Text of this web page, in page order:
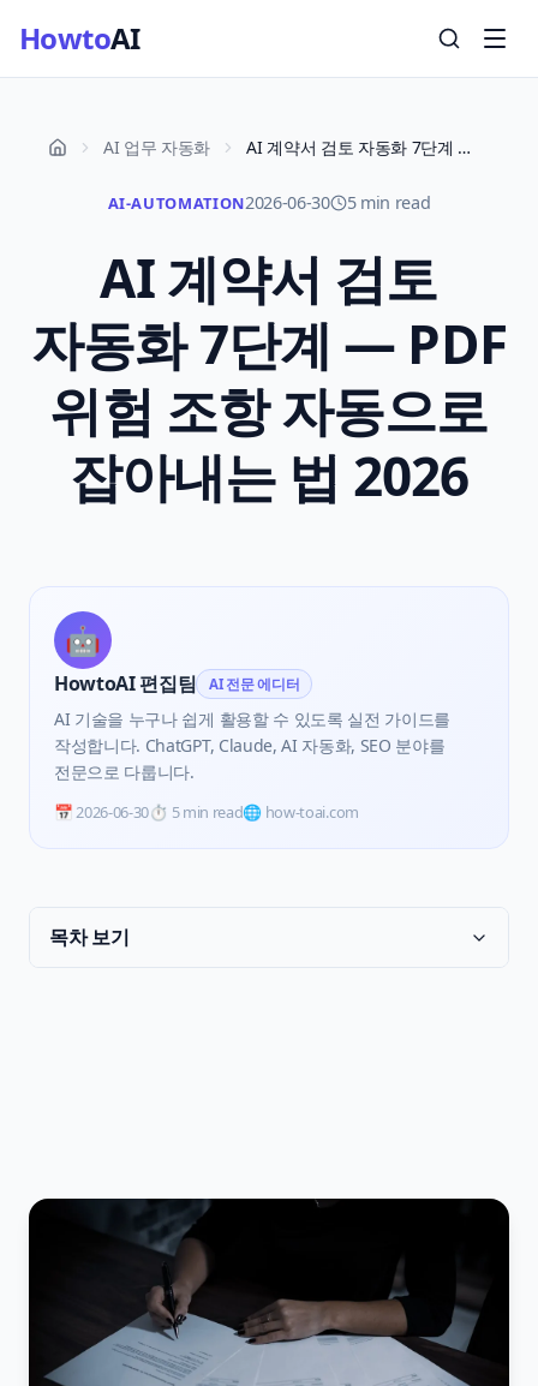
HowtoAI
AI 업무 자동화 AI 계약서 검토 자동화 7단계 — PDF 위험 조항 자동으로 잡아내는 법 2026
AI-AUTOMATION2026-06-30 5 min read
AI 계약서 검토
자동화 7단계 — PDF
위험 조항 자동으로
잡아내는 법 2026
🤖
HowtoAI 편집팀 AI 전문 에디터
AI 기술을 누구나 쉽게 활용할 수 있도록 실전 가이드를
작성합니다. ChatGPT, Claude, AI 자동화, SEO 분야를
전문으로 다룹니다.
📅2026-06-30⏱️ 5 min read🌐 how-toai.com
목차 보기